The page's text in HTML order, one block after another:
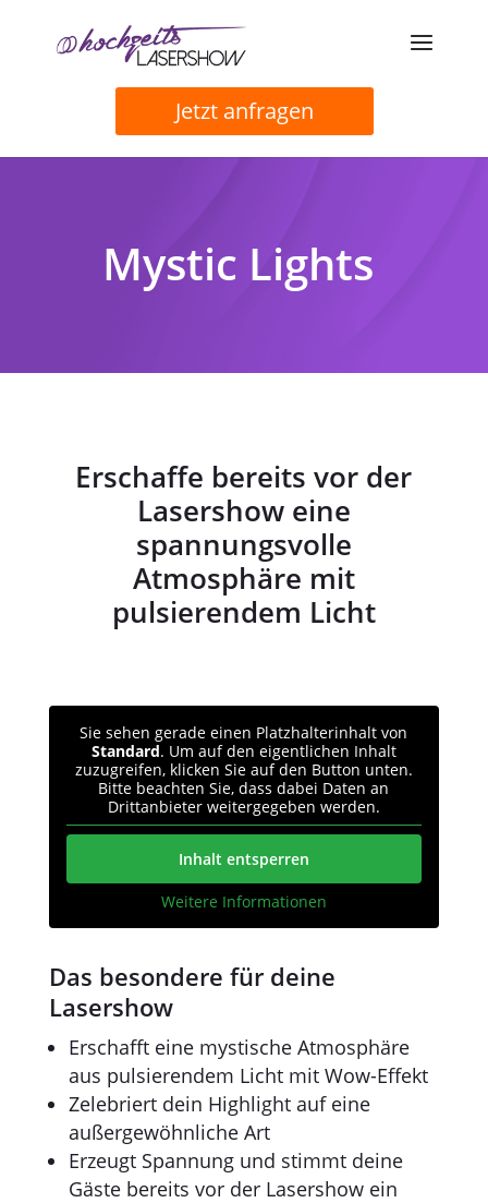
Jetzt anfragen
Mystic Lights
Erschaffe bereits vor der
Lasershow eine
spannungsvolle
Atmosphäre mit
pulsierendem Licht
Sie sehen gerade einen Platzhalterinhalt von
Standard. Um auf den eigentlichen Inhalt
zuzugreifen, klicken Sie auf den Button unten.
Bitte beachten Sie, dass dabei Daten an
Drittanbieter weitergegeben werden.
Inhalt entsperren
Weitere Informationen
Das besondere für deine
Lasershow
Erschafft eine mystische Atmosphäre
aus pulsierendem Licht mit Wow-Effekt
Zelebriert dein Highlight auf eine
außergewöhnliche Art
Erzeugt Spannung und stimmt deine
Gäste bereits vor der Lasershow ein